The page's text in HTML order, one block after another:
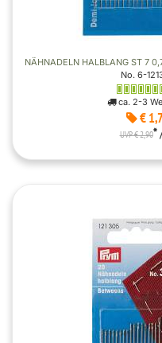
NÄHNADELN HALBLANG ST 7
No. 6-
ca. 2-3
€
UVP € 2,90*